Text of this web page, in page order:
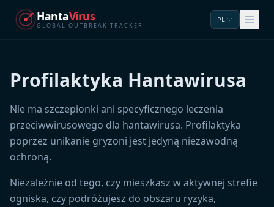
HantaVirus
GLOBAL OUTBREAK TRACKER
PL
Profilaktyka Hantawirusa
Nie ma szczepionki ani specyficznego leczenia
przeciwwirusowego dla hantawirusa. Profilaktyka
poprzez unikanie gryzoni jest jedyną niezawodną
ochroną.
Niezależnie od tego, czy mieszkasz w aktywnej strefie
ogniska, czy podróżujesz do obszaru ryzyka,